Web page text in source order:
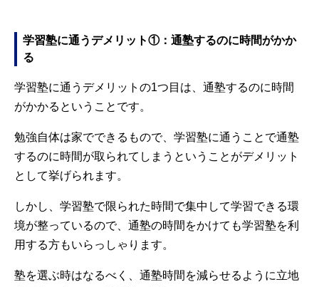
学習塾に通うデメリット①：通塾するのに時間がかか
る
学習塾に通うデメリットの1つ目は、通塾するのに時間
がかかるということです。
勉強自体は家でできるもので、学習塾に通うことで通塾
するのに時間が取られてしまうということがデメリット
として挙げられます。
しかし、学習塾で限られた時間で集中して学習できる環
境が整っているので、通塾の時間をかけても学習塾を利
用する方もいらっしゃります。
塾を選ぶ時はなるべく、通塾時間を減らせるように立地